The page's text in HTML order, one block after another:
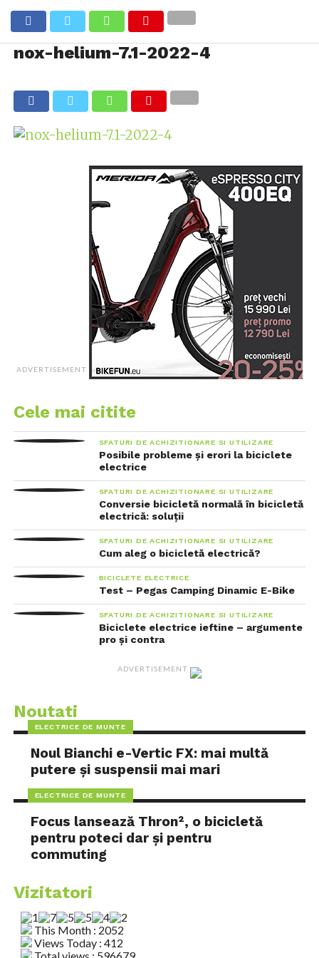
nox-helium-7.1-2022-4
ADVERTISEMENT
Cele mai citite
SFATURI DE ACHIZITIONARE SI UTILIZARE
Posibile probleme și erori la biciclete
electrice
SFATURI DE ACHIZITIONARE SI UTILIZARE
Conversie bicicletă normală în bicicletă
electrică: soluții
SFATURI DE ACHIZITIONARE SI UTILIZARE
Cum aleg o bicicletă electrică?
BICICLETE ELECTRICE
Test – Pegas Camping Dinamic E-Bike
SFATURI DE ACHIZITIONARE SI UTILIZARE
Biciclete electrice ieftine – argumente
pro și contra
ADVERTISEMENT
Noutati
ELECTRICE DE MUNTE
Noul Bianchi e-Vertic FX: mai multă
putere și suspensii mai mari
ELECTRICE DE MUNTE
Focus lansează Thron², o bicicletă
pentru poteci dar și pentru
commuting
Vizitatori
This Month : 2052
Views Today : 412